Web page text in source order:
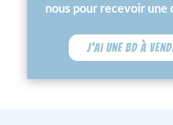
nous pour recevoir une
J'ai une BD à